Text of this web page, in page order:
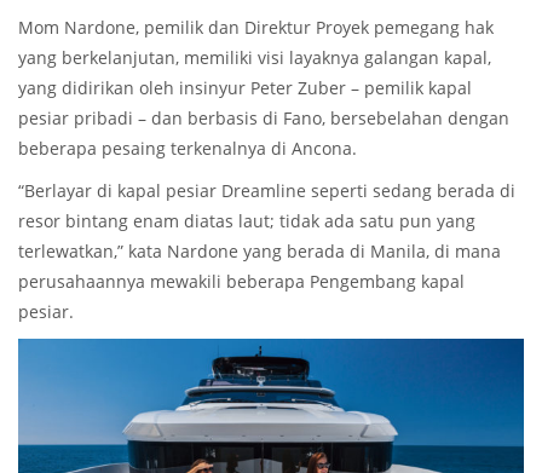
Mom Nardone, pemilik dan Direktur Proyek pemegang hak
yang berkelanjutan, memiliki visi layaknya galangan kapal,
yang didirikan oleh insinyur Peter Zuber – pemilik kapal
pesiar pribadi – dan berbasis di Fano, bersebelahan dengan
beberapa pesaing terkenalnya di Ancona.
“Berlayar di kapal pesiar Dreamline seperti sedang berada di
resor bintang enam diatas laut; tidak ada satu pun yang
terlewatkan,” kata Nardone yang berada di Manila, di mana
perusahaannya mewakili beberapa Pengembang kapal
pesiar.